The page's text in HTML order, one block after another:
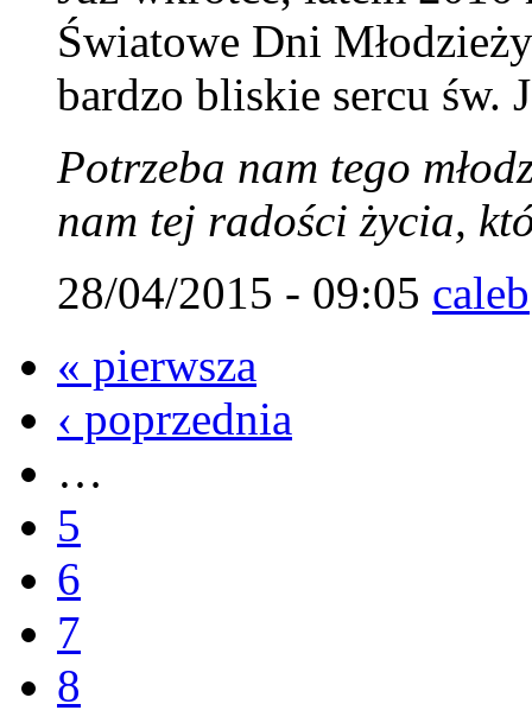
Światowe Dni
bardzo bliskie sercu św.
Potrzeba nam tego
nam tej radości życia,
28/04/2015 - 09:05 caleb
« pierwsza
‹ poprzednia
…
5
6
7
8